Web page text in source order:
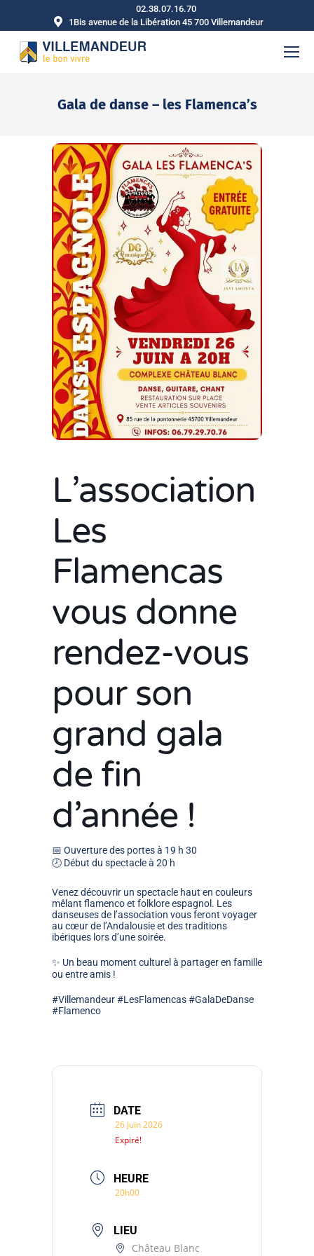
02.38.07.16.70
1Bis avenue de la Libération 45 700 Villemandeur
Gala de danse – les Flamenca’s
L’association
Les
Flamencas
vous donne
rendez-vous
pour son
grand gala
de fin
d’année !
📅 Ouverture des portes à 19 h 30
🕗 Début du spectacle à 20 h
Venez découvrir un spectacle haut en couleurs
mêlant flamenco et folklore espagnol. Les
danseuses de l’association vous feront voyager
au cœur de l’Andalousie et des traditions
ibériques lors d’une soirée.
✨ Un beau moment culturel à partager en famille
ou entre amis !
#Villemandeur #LesFlamencas #GalaDeDanse
#Flamenco
DATE
26 Juin 2026
Expiré!
HEURE
20h00
LIEU
Château Blanc